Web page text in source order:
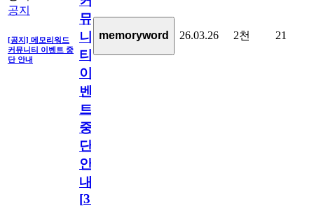
공지
[공지] 메모리워드
커뮤니티 이벤트 중
단 안내
뮤
니
티
이
벤
트
중
단
안
내
[31
memoryword 26.03.26 2천 21